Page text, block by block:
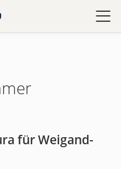
für Weigand-